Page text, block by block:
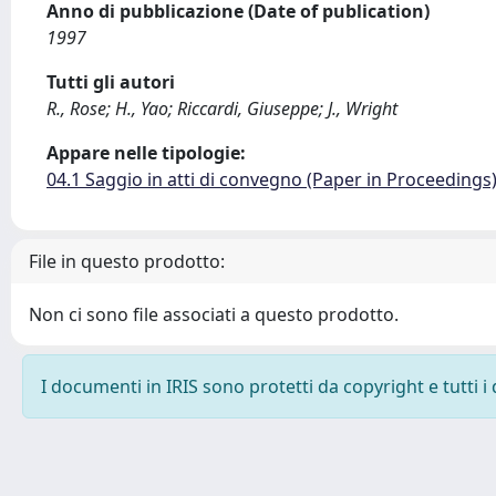
Anno di pubblicazione (Date of publication)
1997
Tutti gli autori
R., Rose; H., Yao; Riccardi, Giuseppe; J., Wright
Appare nelle tipologie:
04.1 Saggio in atti di convegno (Paper in Proceedings)
File in questo prodotto:
Non ci sono file associati a questo prodotto.
I documenti in IRIS sono protetti da copyright e tutti